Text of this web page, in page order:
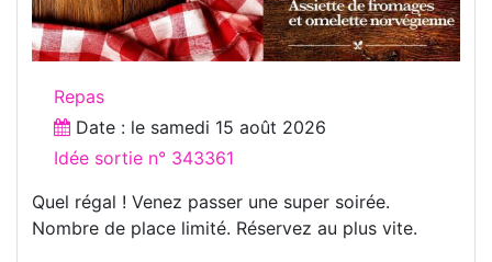
Repas
Date : le samedi 15 août 2026
Idée sortie n° 343361
Quel régal ! Venez passer une super soirée.
Nombre de place limité. Réservez au plus vite.